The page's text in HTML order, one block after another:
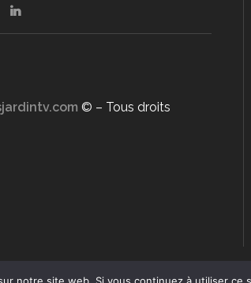
© – Tous droits